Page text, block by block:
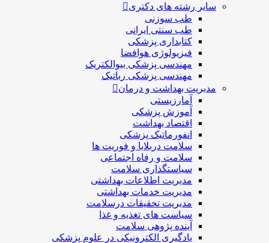
سایر رشته های دکتری
طب سوزنی
طب سنتی ایرانی
کتابداری پزشکی
فیزیولوژی هوافضا
مهندسی پزشکی بیوالکتریک
مهندسی پزشکی رباتیک
مدیریت بهداشت و درمان
آمارزیستی
آموزش پزشکی
اقتصاد بهداشت
انفورماتیک پزشکی
سلامت دربلايا و فوريت ها
سلامت و رفاه اجتماعی
سیاستگذاری سلامت
مدیریت اطلاعات بهداشتی
مدیریت خدمات بهداشتی
مدیریت تحقیقات درسلامت
سیاست های تغذیه و غذا
آینده پژوهی سلامت
یادگیری الکترونیکی در علوم پزشکی